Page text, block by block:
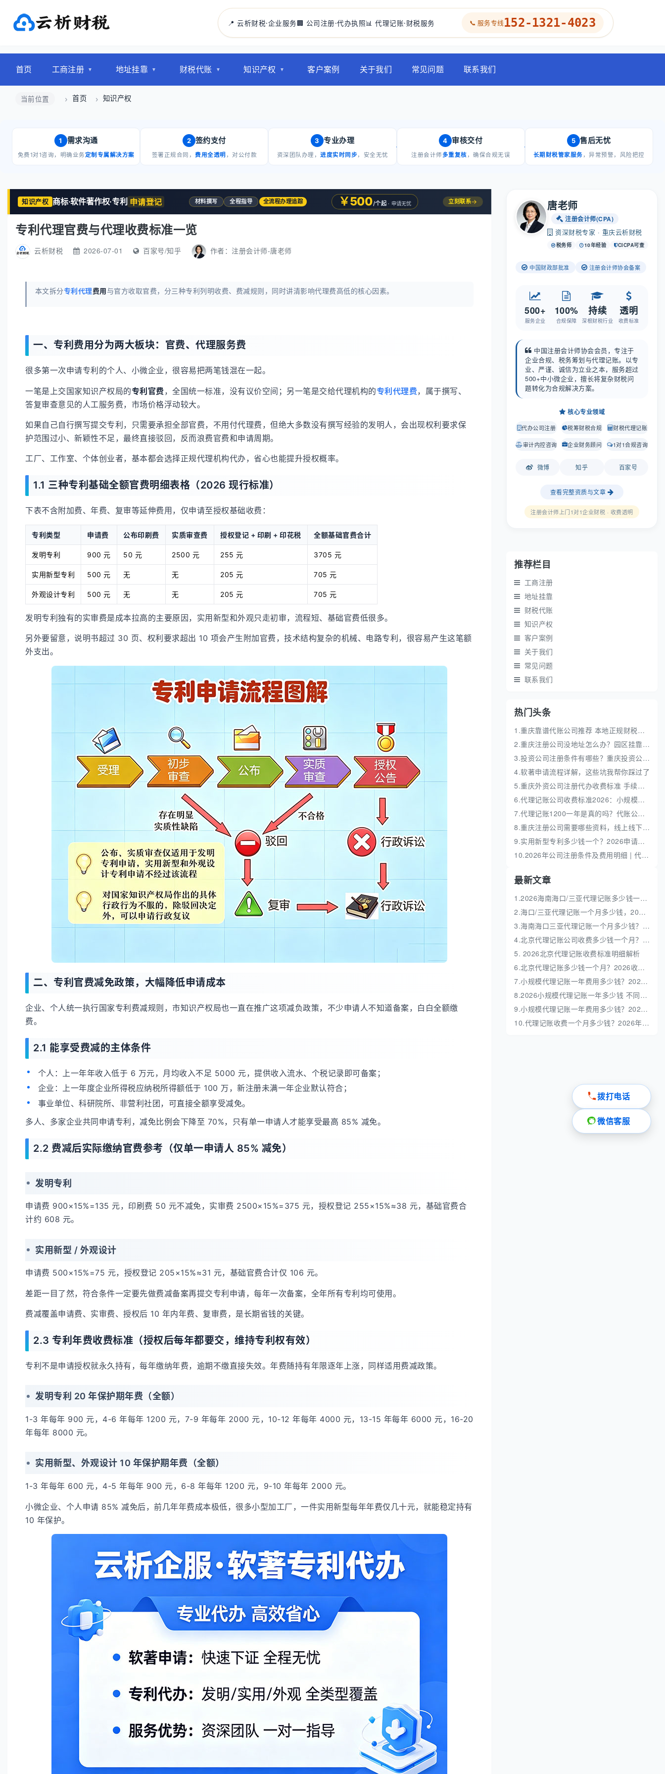
📍 云析财税·企业服务🏢 公司注册·代办执照📊 代理记账·财税服务 📞 服务专线152-1321-4023
首页 工商注册 地址挂靠 财税代账 知识产权 客户案例 关于我们 常见问题 联系我们
当前位置 首页 知识产权
1 需求沟通
免费1对1咨询，明确业务定制专属解决方案
2 签约支付
签署正规合同，费用全透明 ，对公付款
3 专业办理
资深团队办理， 进度实时同步，安全无忧
4 审核交付
注册会计师多重复核 ，确保合规无误
5 售后无忧
长期财税管家服务 ，异常预警，风险把控
知识产权 商标·软件著作权·专利 申请登记 材料撰写 全程指导 全流程办理追踪 ￥500/个起 · 申请无忧 立刻联系→
专利代理官费与代理收费标准一览
云析财税 2026-07-01 百家号/知乎 作者： 注册会计师-唐老师
本文拆分专利代理费用与官方收取官费，分三种专利列明收费、费减规则，同时讲清影响代理费高低的核心因素。
一、专利费用分为两大板块：官费、代理服务费
很多第一次申请专利的个人、小微企业，很容易把两笔钱混在一起。
一笔是上交国家知识产权局的专利官费 ，全国统一标准，没有议价空间；另一笔是交给代理机构的专利代理费，属于撰写、
答复审查意见的人工服务费，市场价格浮动较大。
如果自己自行撰写提交专利，只需要承担全部官费，不用付代理费，但绝大多数没有撰写经验的发明人，会出现权利要求保
护范围过小、新颖性不足，最终直接驳回，反而浪费官费和申请周期。
工厂、工作室、个体创业者，基本都会选择正规代理机构代办，省心也能提升授权概率。
1.1 三种专利基础全额官费明细表格（2026 现行标准）
下表不含附加费、年费、复审等延伸费用，仅申请至授权基础收费：
专利类型 申请费 公布印刷费 实质审查费 授权登记 + 印刷 + 印花税 全额基础官费合计
发明专利 900 元 50 元 2500 元 255 元 3705 元
实用新型专利 500 元 无 无 205 元 705 元
外观设计专利 500 元 无 无 205 元 705 元
发明专利独有的实审费是成本拉高的主要原因，实用新型和外观只走初审，流程短、基础官费低很多。
另外要留意，说明书超过 30 页、权利要求超出 10 项会产生附加官费，技术结构复杂的机械、电路专利，很容易产生这笔额
外支出。
二、专利官费减免政策，大幅降低申请成本
企业、个人统一执行国家专利费减规则，市知识产权局也一直在推广这项减负政策，不少申请人不知道备案，白白全额缴
费。
2.1 能享受费减的主体条件
个人：上一年年收入低于 6 万元，月均收入不足 5000 元，提供收入流水、个税记录即可备案；
企业：上一年度企业所得税应纳税所得额低于 100 万，新注册未满一年企业默认符合；
事业单位、科研院所、非营利社团，可直接全额享受减免。
多人、多家企业共同申请专利，减免比例会下降至 70%，只有单一申请人才能享受最高 85% 减免。
2.2 费减后实际缴纳官费参考（仅单一申请人 85% 减免）
发明专利
申请费 900×15%=135 元，印刷费 50 元不减免，实审费 2500×15%=375 元，授权登记 255×15%≈38 元，基础官费合
计约 608 元。
实用新型 / 外观设计
申请费 500×15%=75 元，授权登记 205×15%≈31 元，基础官费合计仅 106 元。
差距一目了然，符合条件一定要先做费减备案再提交专利申请，每年一次备案，全年所有专利均可使用。
费减覆盖申请费、实审费、授权后 10 年内年费、复审费，是长期省钱的关键。
2.3 专利年费收费标准（授权后每年都要交，维持专利权有效）
专利不是申请授权就永久持有，每年缴纳年费，逾期不缴直接失效。年费随持有年限逐年上涨，同样适用费减政策。
发明专利 20 年保护期年费（全额）
1-3 年每年 900 元，4-6 年每年 1200 元，7-9 年每年 2000 元，10-12 年每年 4000 元，13-15 年每年 6000 元，16-20
年每年 8000 元。
实用新型、外观设计 10 年保护期年费（全额）
1-3 年每年 600 元，4-5 年每年 900 元，6-8 年每年 1200 元，9-10 年每年 2000 元。
小微企业、个人申请 85% 减免后，前几年年费成本极低，很多小型加工厂，一件实用新型每年年费仅几十元，就能稳定持有
10 年保护。
唐老师
注册会计师(CPA)
资深财税专家 · 重庆云析财税
税务师 10年经验 CICPA可查
中国财政部批准 注册会计师协会备案
500+
服务企业
100%
合规保障
持续
深根财税行业
透明
收费标准
中国注册会计师协会会员，专注于
企业合规、税务筹划与代理记账。以专
业、严谨、诚信为立业之本，服务超过
500+中小微企业，擅长将复杂财税问
题转化为合规解决方案。
核心专业领域
代办公司注册 税筹财税合规 财税代理记账
审计内控咨询 企业财务顾问 1对1合规咨询
微博 知乎 百家号
查看完整资质与文章
注册会计师上门1对1企业财税 · 收费透明
推荐栏目
工商注册
地址挂靠
财税代账
知识产权
客户案例
关于我们
常见问题
联系我们
热门头条
1.重庆靠谱代账公司推荐 本地正规财税机构盘点
2.重庆注册公司没地址怎么办？园区挂靠地址性价比高
3.投资公司注册条件有哪些？重庆投资公司全流程代办
4.软著申请流程详解，这些坑我帮你踩过了
5.重庆外资公司注册代办收费标准 手续流程费用明细
6.代理记账公司收费标准2026：小规模和一般纳税人代账费解析
7.代理记账1200一年是真的吗？代账公司收费价格解析
8.重庆注册公司需要哪些资料，线上线下办理全流程
9.实用新型专利多少钱一个？2026申请流程及费用明细解析
10.2026年公司注册条件及费用明细 | 代办流程与避坑指南
最新文章
1.2026海南海口/三亚代理记账多少钱一年？收费标准全解析
2.海口/三亚代理记账一个月多少钱，2026 收费标准明细解析
3.海南海口三亚代理记账一个月多少钱？收费标准解析
4.北京代理记账公司收费多少钱一个月？收费标准深度解析
5. 2026北京代理记账收费标准明细解析
6.北京代理记账多少钱一个月？2026收费标准全解析
7.小规模代理记账一年费用多少钱？2026最新价格表与避坑指南
8.2026小规模代理记账一年多少钱 不同业务量收费明细
9.小规模代理记账一年费用多少钱？2026最新收费标准全解析
10.代理记账收费一个月多少钱？2026年最新收费标准与避坑指南
拨打电话
微信客服